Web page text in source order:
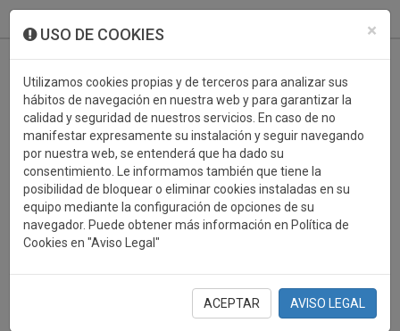
×
USO DE COOKIES
Utilizamos cookies propias y de terceros para analizar sus
hábitos de navegación en nuestra web y para garantizar la
calidad y seguridad de nuestros servicios. En caso de no
manifestar expresamente su instalación y seguir navegando
por nuestra web, se entenderá que ha dado su
consentimiento. Le informamos también que tiene la
posibilidad de bloquear o eliminar cookies instaladas en su
equipo mediante la configuración de opciones de su
navegador. Puede obtener más información en Política de
Cookies en "Aviso Legal"
ACEPTAR AVISO LEGAL
TROFEOS DEPORTIVOS
ATLETISMO
En esta sección encontrarás una gran variedad de
trofeos deportivos. Define tu búsqueda mediante los
filtros por deporte, material y precio del trofeo.